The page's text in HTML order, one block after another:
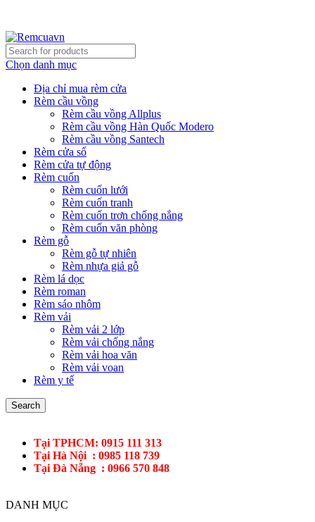
Chọn danh mục
Địa chỉ mua rèm cửa
Rèm cầu vồng
Rèm cầu vồng Allplus
Rèm cầu vồng Hàn Quốc Modero
Rèm cầu vồng Santech
Rèm cửa sổ
Rèm cửa tự động
Rèm cuốn
Rèm cuốn lưới
Rèm cuốn tranh
Rèm cuốn trơn chống nắng
Rèm cuốn văn phòng
Rèm gỗ
Rèm gỗ tự nhiên
Rèm nhựa giả gỗ
Rèm lá dọc
Rèm roman
Rèm sáo nhôm
Rèm vải
Rèm vải 2 lớp
Rèm vải chống nắng
Rèm vải hoa văn
Rèm vải voan
Rèm y tế
Search
Tại TPHCM: 0915 111 313
Tại Hà Nội : 0985 118 739
Tại Đà Nẵng : 0966 570 848
DANH MỤC